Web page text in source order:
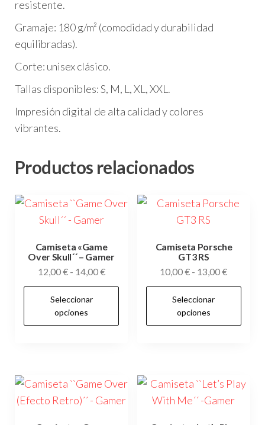
resistente.
Gramaje: 180 g/m² (comodidad y durabilidad
equilibradas).
Corte: unisex clásico.
Tallas disponibles: S, M, L, XL, XXL.
Impresión digital de alta calidad y colores
vibrantes.
Productos relacionados
Camiseta «Game
Over Skull´´ – Gamer
12,00€ - 14,00€Rango
de
12,00 €
Seleccionar
opciones
Este
tiene
Las
opciones
Camiseta Porsche
GT3 RS
10,00€ - 13,00€Rango
de
10,00 €
Seleccionar
opciones